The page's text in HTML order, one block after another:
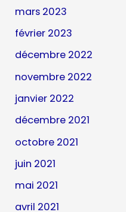
mars 2023
février 2023
décembre 2022
novembre 2022
janvier 2022
décembre 2021
octobre 2021
juin 2021
mai 2021
avril 2021